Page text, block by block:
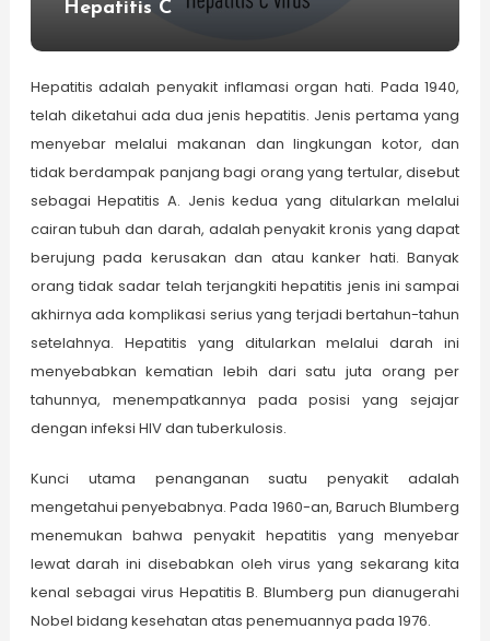
Hepatitis C
Hepatitis adalah penyakit inflamasi organ hati. Pada 1940,
telah diketahui ada dua jenis hepatitis. Jenis pertama yang
menyebar melalui makanan dan lingkungan kotor, dan
tidak berdampak panjang bagi orang yang tertular, disebut
sebagai Hepatitis A. Jenis kedua yang ditularkan melalui
cairan tubuh dan darah, adalah penyakit kronis yang dapat
berujung pada kerusakan dan atau kanker hati. Banyak
orang tidak sadar telah terjangkiti hepatitis jenis ini sampai
akhirnya ada komplikasi serius yang terjadi bertahun-tahun
setelahnya. Hepatitis yang ditularkan melalui darah ini
menyebabkan kematian lebih dari satu juta orang per
tahunnya, menempatkannya pada posisi yang sejajar
dengan infeksi HIV dan tuberkulosis.
Kunci utama penanganan suatu penyakit adalah
mengetahui penyebabnya. Pada 1960-an, Baruch Blumberg
menemukan bahwa penyakit hepatitis yang menyebar
lewat darah ini disebabkan oleh virus yang sekarang kita
kenal sebagai virus Hepatitis B. Blumberg pun dianugerahi
Nobel bidang kesehatan atas penemuannya pada 1976.